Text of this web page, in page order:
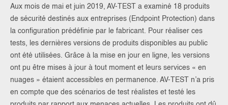
Aux mois de mai et juin 2019, AV-TEST a examiné 18 produits
de sécurité destinés aux entreprises (Endpoint Protection) dans
la configuration prédéfinie par le fabricant. Pour réaliser ces
tests, les dernières versions de produits disponibles au public
ont été utilisées. Grâce à la mise en jour en ligne, les versions
ont pu être mises à jour à tout moment et leurs services « en
nuages » étaient accessibles en permanence. AV-TEST n’a pris
en compte que des scénarios de test réalistes et testé les